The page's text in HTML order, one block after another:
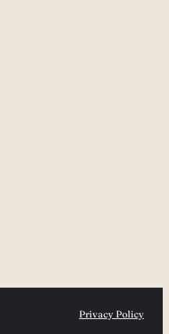
Privacy Policy